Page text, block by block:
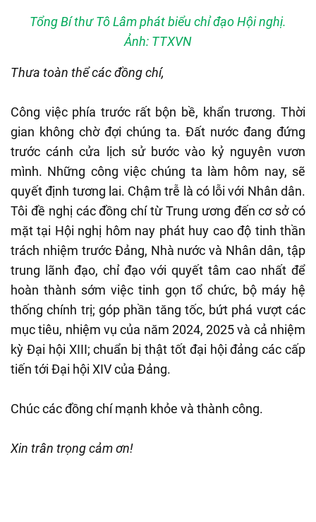
Tổng Bí thư Tô Lâm phát biểu chỉ đạo Hội nghị.
Ảnh: TTXVN
Thưa toàn thể các đồng chí,
Công việc phía trước rất bộn bề, khẩn trương. Thời
gian không chờ đợi chúng ta. Đất nước đang đứng
trước cánh cửa lịch sử bước vào kỷ nguyên vươn
mình. Những công việc chúng ta làm hôm nay, sẽ
quyết định tương lai. Chậm trễ là có lỗi với Nhân dân.
Tôi đề nghị các đồng chí từ Trung ương đến cơ sở có
mặt tại Hội nghị hôm nay phát huy cao độ tinh thần
trách nhiệm trước Đảng, Nhà nước và Nhân dân, tập
trung lãnh đạo, chỉ đạo với quyết tâm cao nhất để
hoàn thành sớm việc tinh gọn tổ chức, bộ máy hệ
thống chính trị; góp phần tăng tốc, bứt phá vượt các
mục tiêu, nhiệm vụ của năm 2024, 2025 và cả nhiệm
kỳ Đại hội XIII; chuẩn bị thật tốt đại hội đảng các cấp
tiến tới Đại hội XIV của Đảng.
Chúc các đồng chí mạnh khỏe và thành công.
Xin trân trọng cảm ơn!